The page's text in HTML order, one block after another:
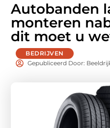
Autobanden
monteren
dit moet u
BEDRIJVEN
Gepubliceerd Door: